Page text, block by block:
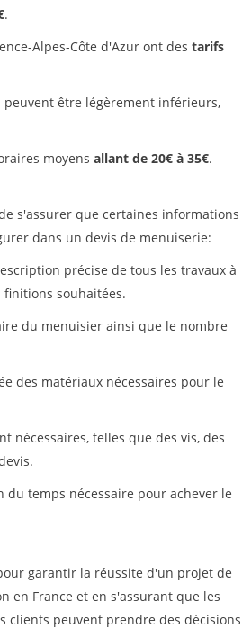
.
Alpes-Côte d'Azur ont des tarifs
être légèrement inférieurs,
moyens allant de 20€ à 35€.
s'assurer que certaines informations
dans un devis de menuiserie:
précise de tous les travaux à
souhaitées.
du menuisier ainsi que le nombre
des matériaux nécessaires pour le
nécessaires, telles que des vis, des
temps nécessaire pour achever le
garantir la réussite d'un projet de
en France et en s'assurant que les
clients peuvent prendre des décisions